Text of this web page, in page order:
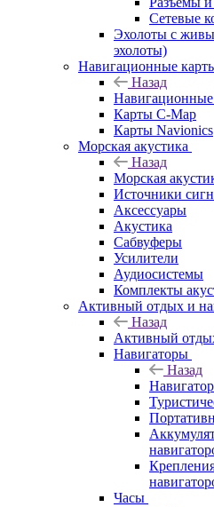
Сетевые
Эхолоты с
эхолоты)
Навигационные
Назад
Карты C-Map
Карты Navionics
Морская акустика
Назад
Морская
Источники
Аксессуары
Акустика
Сабвуферы
Усилители
Аудиосистемы
Комплекты
Активный отдых и
Назад
Активный
Навигаторы
Назад
Часы